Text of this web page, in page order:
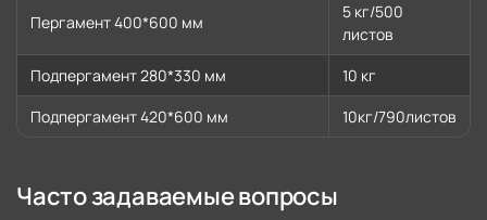
Пергамент 400*600 мм
5 кг/500
листов
Подпергамент 280*330 мм
10 кг
Подпергамент 420*600 мм
10кг/790листов
Часто задаваемые вопросы